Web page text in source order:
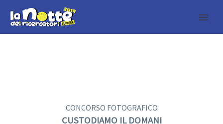
CONCORSO FOTOGRAFICO
CUSTODIAMO IL DOMANI